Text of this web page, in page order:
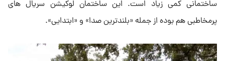
ساختمانی کمی زیاد است. این ساختمان لوکیشن سریال های
پرمخاطبی هم بوده از جمله «بلندترین صدا» و «ابتدایی».